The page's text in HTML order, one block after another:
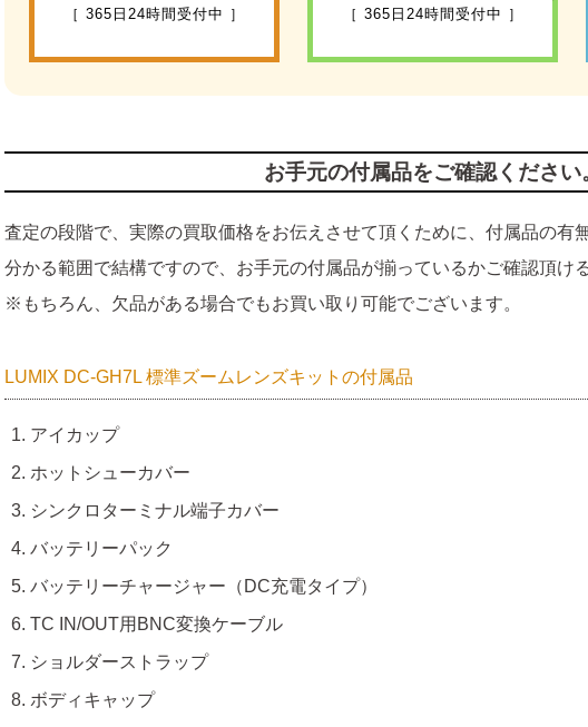
［ 365日24時間受付中 ］ ［ 365日24時間受付中 ］
お手元の付属品をご確認ください
査定の段階で、実際の買取価格をお伝えさせて頂くために、付属品の有
分かる範囲で結構ですので、お手元の付属品が揃っているかご確認頂け
※もちろん、欠品がある場合でもお買い取り可能でございます。
LUMIX DC-GH7L 標準ズームレンズキットの付属品
アイカップ
ホットシューカバー
シンクロターミナル端子カバー
バッテリーパック
バッテリーチャージャー（DC充電タイプ）
TC IN/OUT用BNC変換ケーブル
ショルダーストラップ
ボディキャップ